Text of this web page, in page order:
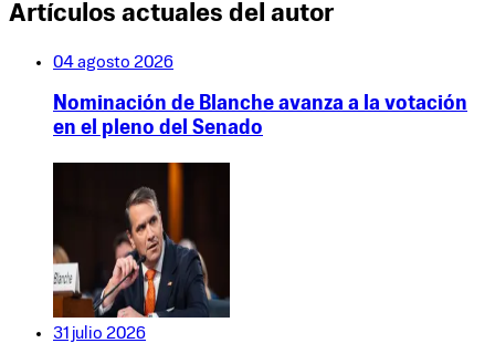
Artículos actuales del autor
04 agosto 2026
Nominación de Blanche avanza a la votación
en el pleno del Senado
31 julio 2026